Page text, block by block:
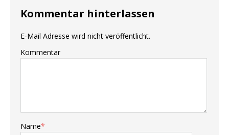
Kommentar hinterlassen
E-Mail Adresse wird nicht veröffentlicht.
Kommentar
Name*